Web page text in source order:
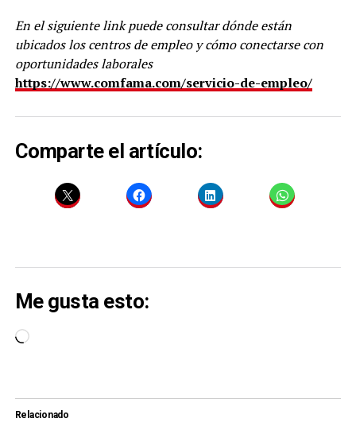
En el siguiente link puede consultar dónde están
ubicados los centros de empleo y cómo conectarse con
oportunidades laborales
https://www.comfama.com/servicio-de-empleo/
Comparte el artículo:
Me gusta esto:
Cargando...
Relacionado